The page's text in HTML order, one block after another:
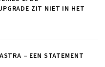
ZIT NIET IN HET
– EEN STATEMENT